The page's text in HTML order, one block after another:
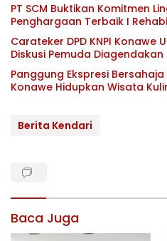
PT SCM Buktikan Komitmen
Penghargaan Terbaik I
Carateker DPD KNPI Konawe
Diskusi Pemuda Diagendakan
Panggung Ekspresi
Konawe Hidupkan Wisata
Berita Kendari
Baca Juga